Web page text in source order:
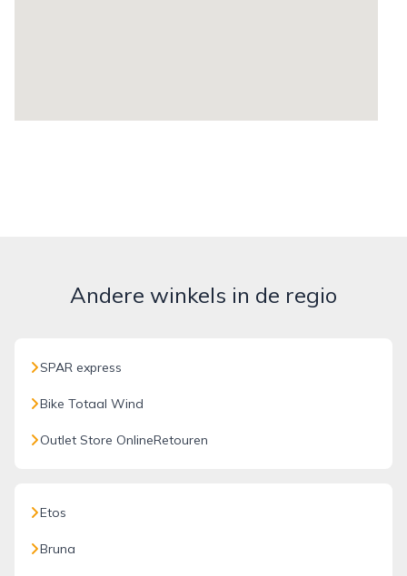
Andere winkels in de regio
SPAR express
Bike Totaal Wind
Outlet Store OnlineRetouren
Etos
Bruna